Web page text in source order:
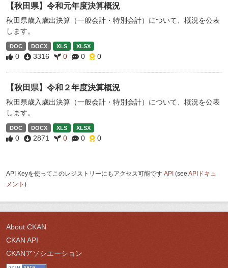
【秋田県】令和元年度決算概況
秋田県歳入歳出決算（一般会計・特別会計）について、概況を公表
します。
DOC DOCX XLS XLSX
0 3316 0 0 0
【秋田県】令和２年度決算概況
秋田県歳入歳出決算（一般会計・特別会計）について、概況を公表
します。
DOC DOCX XLS XLSX
0 2871 0 0 0
API Keyを使ってこのレジストリーにもアクセス可能です API (see APIドキュ
メント ).
About CKAN
CKAN API
CKANアソシエーション